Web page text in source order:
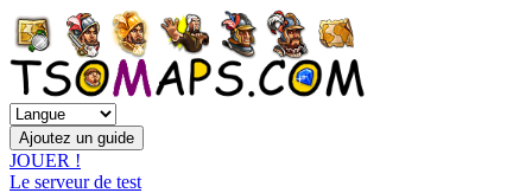
JOUER !
Le serveur de test